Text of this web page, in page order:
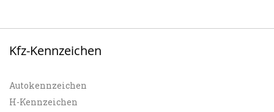
Kfz-Kennzeichen
Autokennzeichen
H-Kennzeichen